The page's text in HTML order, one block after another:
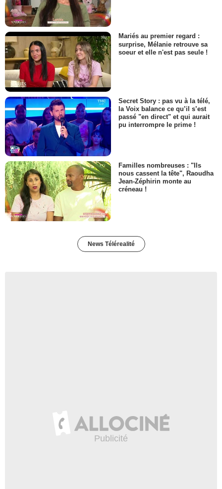
Mariés au premier regard :
surprise, Mélanie retrouve sa
soeur et elle n'est pas seule !
Secret Story : pas vu à la télé,
la Voix balance ce qu’il s’est
passé "en direct" et qui aurait
pu interrompre le prime !
Familles nombreuses : "Ils
nous cassent la tête", Raoudha
Jean-Zéphirin monte au
créneau !
News Télérealité